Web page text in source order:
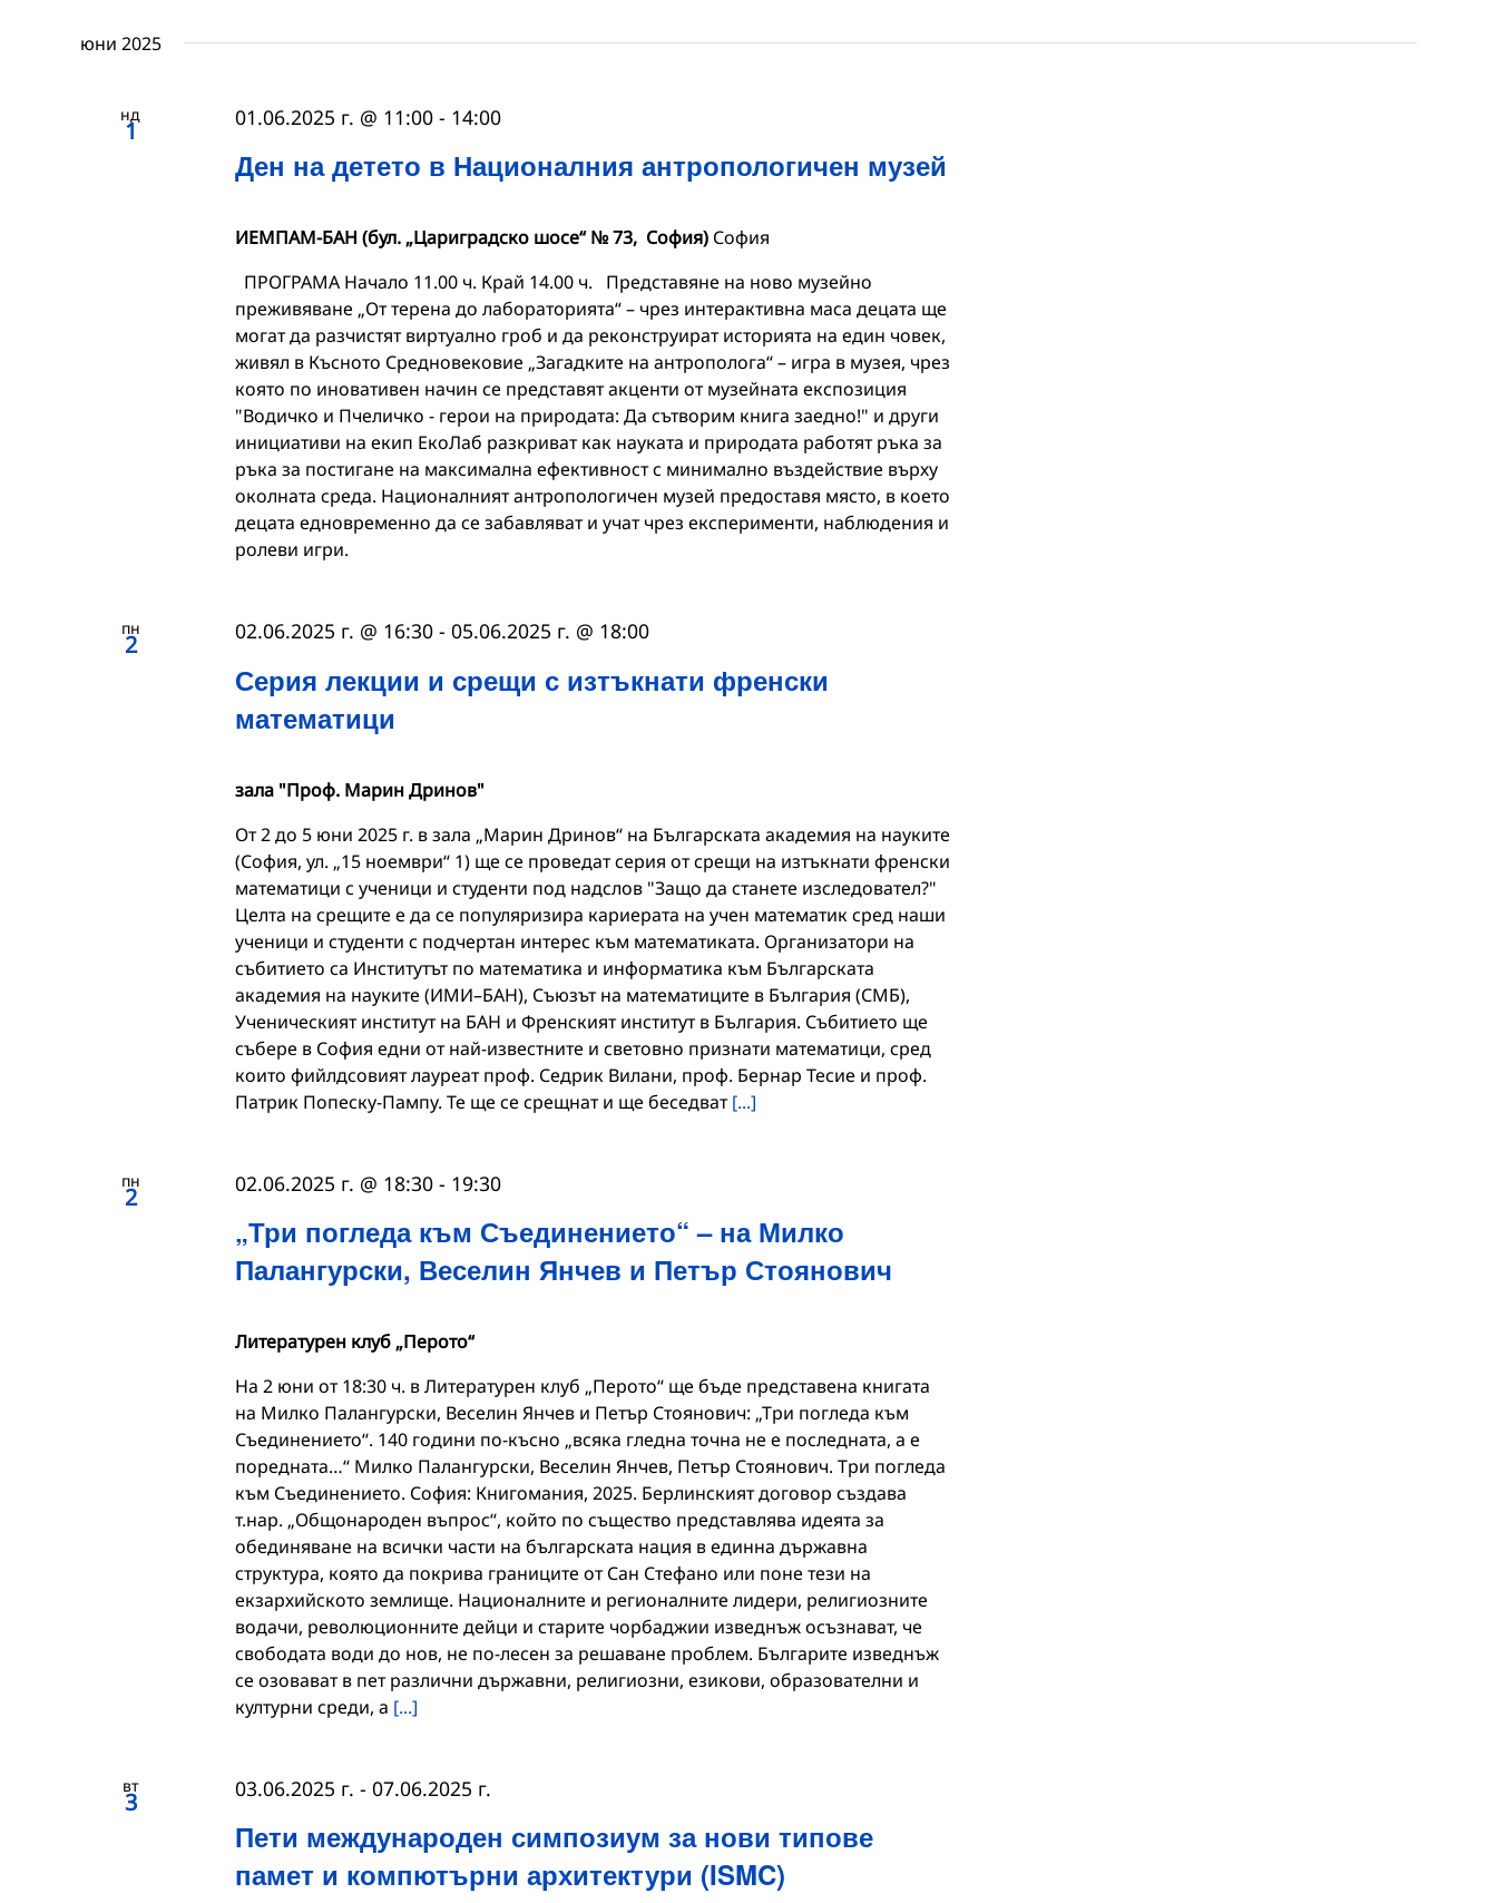
юни 2025
нд
1
Ден на детето в Националния антропологичен музей
01.06.2025 г. @ 11:00- 14:00
ИЕМПАМ-БАН (бул. „Цариградско шосе“ № 73, София) София
ПРОГРАМА Начало 11.00 ч. Край 14.00 ч. Представяне на ново музейно
преживяване „От терена до лабораторията“ – чрез интерактивна маса децата ще
могат да разчистят виртуално гроб и да реконструират историята на един човек,
живял в Късното Средновековие „Загадките на антрополога“ – игра в музея, чрез
която по иновативен начин се представят акценти от музейната експозиция
"Водичко и Пчеличко - герои на природата: Да сътворим книга заедно!" и други
инициативи на екип ЕкоЛаб разкриват как науката и природата работят ръка за
ръка за постигане на максимална ефективност с минимално въздействие върху
околната среда. Националният антропологичен музей предоставя място, в което
децата едновременно да се забавляват и учат чрез експерименти, наблюдения и
ролеви игри.
пн
2
Серия лекции и срещи с изтъкнати френски
математици
02.06.2025 г. @ 16:30- 05.06.2025 г. @ 18:00
зала "Проф. Марин Дринов"
От 2 до 5 юни 2025 г. в зала „Марин Дринов“ на Българската академия на науките
(София, ул. „15 ноември“ 1) ще се проведат серия от срещи на изтъкнати френски
математици с ученици и студенти под надслов "Защо да станете изследовател?"
Целта на срещите е да се популяризира кариерата на учен математик сред наши
ученици и студенти с подчертан интерес към математиката. Организатори на
събитието са Институтът по математика и информатика към Българската
академия на науките (ИМИ–БАН), Съюзът на математиците в България (СМБ),
Ученическият институт на БАН и Френският институт в България. Събитието ще
събере в София едни от най-известните и световно признати математици, сред
които фийлдсовият лауреат проф. Седрик Вилани, проф. Бернар Тесие и проф.
Патрик Попеску-Пампу. Те ще се срещнат и ще беседват[...]
пн
2
„Три погледа към Съединението“ – на Милко
Палангурски, Веселин Янчев и Петър Стоянович
02.06.2025 г. @ 18:30- 19:30
Литературен клуб „Перото“
На 2 юни от 18:30 ч. в Литературен клуб „Перото“ ще бъде представена книгата
на Милко Палангурски, Веселин Янчев и Петър Стоянович: „Три погледа към
Съединението“. 140 години по-късно „всяка гледна точна не е последната, а е
поредната…“ Милко Палангурски, Веселин Янчев, Петър Стоянович. Три погледа
към Съединението. София: Книгомания, 2025. Берлинският договор създава
т.нар. „Общонароден въпрос“, който по същество представлява идеята за
обединяване на всички части на българската нация в единна държавна
структура, която да покрива границите от Сан Стефано или поне тези на
екзархийското землище. Националните и регионалните лидери, религиозните
водачи, революционните дейци и старите чорбаджии изведнъж осъзнават, че
свободата води до нов, не по-лесен за решаване проблем. Българите изведнъж
се озовават в пет различни държавни, религиозни, езикови, образователни и
културни среди, а [...]
вт
3
Пети международен симпозиум за нови типове
памет и компютърни архитектури (ISMC)
03.06.2025 г. - 07.06.2025 г.